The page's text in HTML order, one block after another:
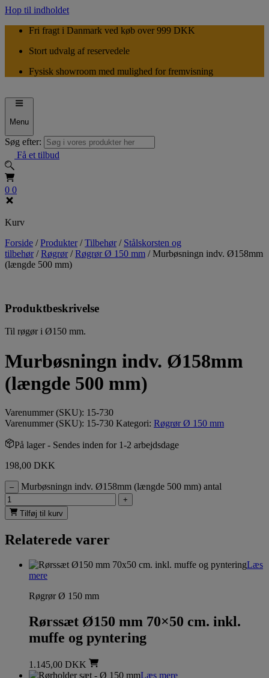
Hop til indholdet
Fri fragt i Danmark ved køb over 999 DKK
Stort udvalg af reservedele
Fysisk showroom med mulighed for fremvisning
Menu
Søg efter:
Få et tilbud
0 0
Kurv
Forside /Produkter /Tilbehør / Stålskorsten og
tilbehør /Røgrør /Røgrør Ø 150 mm /Murbøsningn indv. Ø158mm
(længde 500 mm)
Produktbeskrivelse
Til røgør i Ø150 mm.
Murbøsningn indv. Ø158mm
(længde 500 mm)
Varenummer (SKU): 15-730
Varenummer (SKU): 15-730 Kategori: Røgrør Ø 150 mm
På lager - Sendes inden for 1-2 arbejdsdage
198,00 DKK
– Murbøsningn indv. Ø158mm (længde 500 mm) antal
+
Tilføj til kurv
Relaterede varer
Læs
mere
Røgrør Ø 150 mm
Rørssæt Ø150 mm 70×50 cm. inkl.
muffe og pyntering
1.145,00 DKK
Læs mere